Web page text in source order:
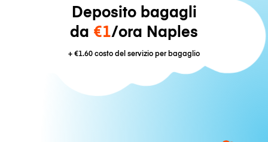
Deposito bagagli
da €1/ora Naples
+€1.60costo del servizio per bagaglio